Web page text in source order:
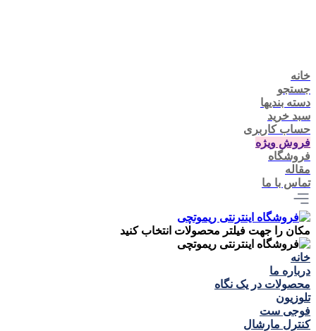
خانه
جستجو
دسته بندیها
سبد خرید
حساب کاربری
فروش ویژه
فروشگاه
مقاله
تماس با ما
مکان را جهت فیلتر محصولات انتخاب کنید
خانه
درباره ما
محصولات در یک نگاه
تلوزيون
فوجی ست
کنترل مارشال